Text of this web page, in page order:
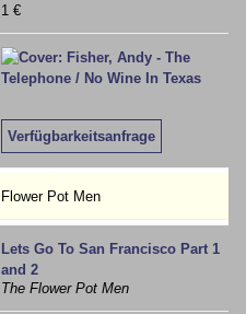
1 €
Verfügbarkeitsanfrage
Flower Pot Men
Lets Go To San Francisco Part 1
and 2
The Flower Pot Men